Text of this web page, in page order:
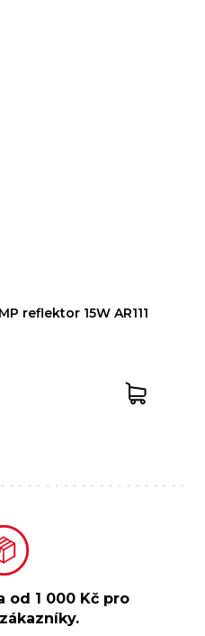
reflektor 15W AR111
od 1 000 Kč pro